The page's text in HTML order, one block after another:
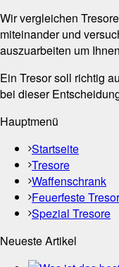
Wir vergleichen
miteinander und
auszuarbeiten um
Ein Tresor soll richtig
bei dieser
Hauptmenü
Startseite
Tresore
Waffenschrank
Feuerfeste
Spezial Tresore
Neueste Artikel